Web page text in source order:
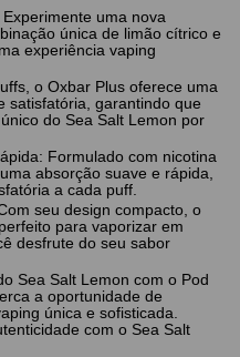
uma nova
única de limão cítrico e
experiência vaping
o Oxbar Plus oferece uma
satisfatória, garantindo que
do Sea Salt Lemon por
Formulado com nicotina
absorção suave e rápida,
a cada puff.
seu design compacto, o
para vaporizar em
desfrute do seu sabor
Sea Salt Lemon com o Pod
a oportunidade de
única e sofisticada.
com o Sea Salt